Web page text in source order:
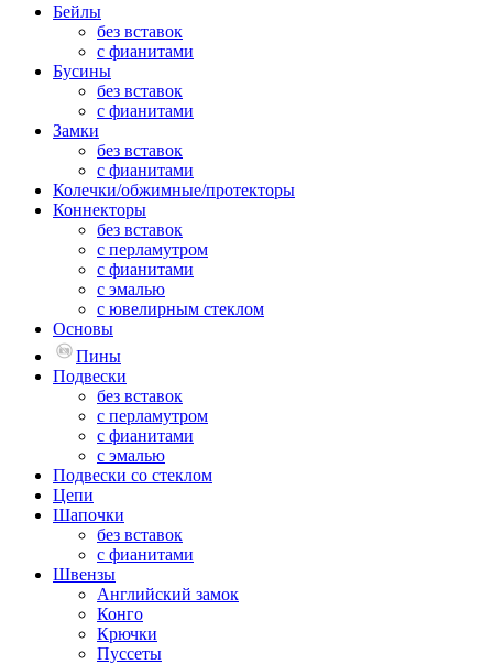
Бейлы
без вставок
с фианитами
Бусины
без вставок
с фианитами
Замки
без вставок
с фианитами
Колечки/обжимные/протекторы
Коннекторы
без вставок
с перламутром
с фианитами
с эмалью
с ювелирным стеклом
Основы
Пины
Подвески
без вставок
с перламутром
с фианитами
с эмалью
Подвески со стеклом
Цепи
Шапочки
без вставок
с фианитами
Швензы
Английский замок
Конго
Крючки
Пуссеты